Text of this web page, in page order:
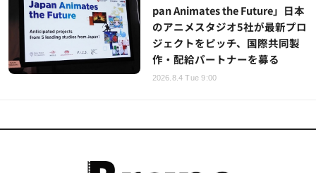
pan Animates the Future」日本
のアニメスタジオ5社が最新プロ
ジェクトをピッチ、国際共同製
作・配給パートナーを募る
2026.8.4 Tue 9:00